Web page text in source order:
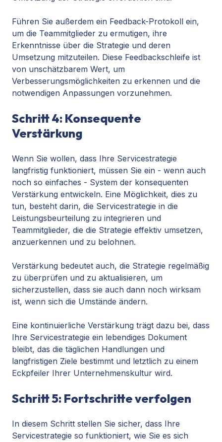
Führen Sie außerdem ein Feedback-Protokoll ein,
um die Teammitglieder zu ermutigen, ihre
Erkenntnisse über die Strategie und deren
Umsetzung mitzuteilen. Diese Feedbackschleife ist
von unschätzbarem Wert, um
Verbesserungsmöglichkeiten zu erkennen und die
notwendigen Anpassungen vorzunehmen.
Schritt 4: Konsequente
Verstärkung
Wenn Sie wollen, dass Ihre Servicestrategie
langfristig funktioniert, müssen Sie ein - wenn auch
noch so einfaches - System der konsequenten
Verstärkung entwickeln. Eine Möglichkeit, dies zu
tun, besteht darin, die Servicestrategie in die
Leistungsbeurteilung zu integrieren und
Teammitglieder, die die Strategie effektiv umsetzen,
anzuerkennen und zu belohnen.
Verstärkung bedeutet auch, die Strategie regelmäßig
zu überprüfen und zu aktualisieren, um
sicherzustellen, dass sie auch dann noch wirksam
ist, wenn sich die Umstände ändern.
Eine kontinuierliche Verstärkung trägt dazu bei, dass
Ihre Servicestrategie ein lebendiges Dokument
bleibt, das die täglichen Handlungen und
langfristigen Ziele bestimmt und letztlich zu einem
Eckpfeiler Ihrer Unternehmenskultur wird.
Schritt 5: Fortschritte verfolgen
In diesem Schritt stellen Sie sicher, dass Ihre
Servicestrategie so funktioniert, wie Sie es sich